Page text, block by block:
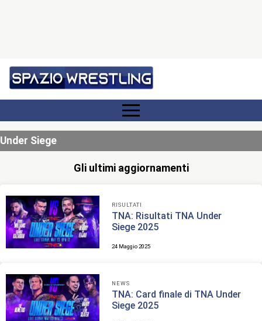
Under Siege
Gli ultimi aggiornamenti
RISULTATI
TNA: Risultati TNA Under
Siege 2025
24 Maggio 2025
NEWS
TNA: Card finale di TNA Under
Siege 2025